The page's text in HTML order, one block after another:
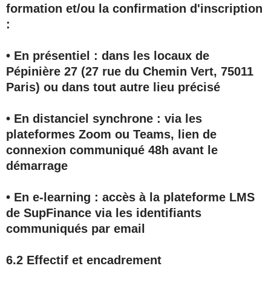
formation et/ou la confirmation d'inscription
:
• En présentiel : dans les locaux de
Pépinière 27 (27 rue du Chemin Vert, 75011
Paris) ou dans tout autre lieu précisé
• En distanciel synchrone : via les
plateformes Zoom ou Teams, lien de
connexion communiqué 48h avant le
démarrage
• En e-learning : accès à la plateforme LMS
de SupFinance via les identifiants
communiqués par email
6.2 Effectif et encadrement